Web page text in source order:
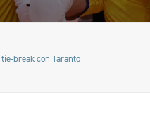
break con Taranto